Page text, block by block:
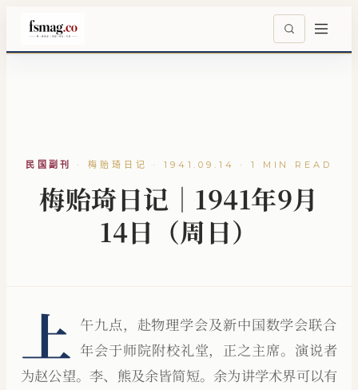
民国副刊 ·梅贻琦日记 · 1941.09.14 · 1 MIN READ
梅贻琦日记｜1941年9月
14日（周日）
上
午九点，赴物理学会及新中国数学会联合
年会于师院附校礼堂，正之主席。演说者
为赵公望。李、熊及余皆简短。余为讲学术界可以有